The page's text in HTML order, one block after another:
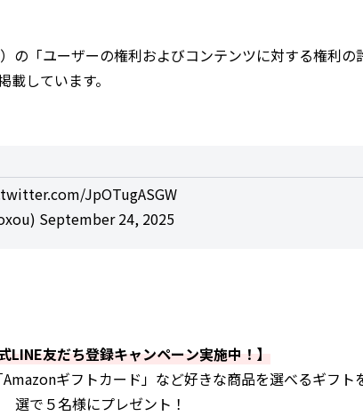
の「ユーザーの権利およびコンテンツに対する権利の
しています。
JpOTugASGW
September 24, 2025
LINE友だち登録キャンペーン実施中！】
ギフトカード」など好きな商品を選べるギフト
選で５名様にプレゼント！